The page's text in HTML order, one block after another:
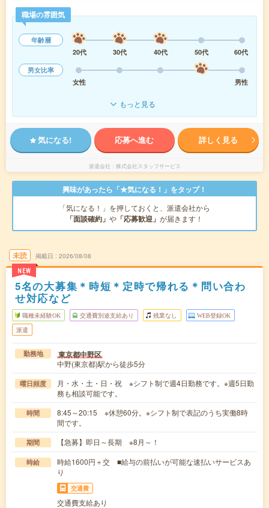
職場の雰囲気
年齢層
20代
30代 40代 50代
60代
男女比率
女性
男性
もっと見る
気になる! 応募へ進む 詳しく見る
派遣会社 株式会社スタッフサービス
興味があったら「★気になる！」をタップ！
「気になる！」を押しておくと、派遣会社から
「面談確約」 や 「応募歓迎」 が届きます！
未読
NEW
掲載日 2026/08/08
5名の大募集＊時短＊定時で帰れる＊問い合わ
せ対応など
職種未経験OK 交通費別途支給あり 残業なし WEB登録OK
派遣
勤務地 東京都中野区
中野(東京都)駅から徒歩5分
曜日頻度
月・水・土・日・祝 ※シフト制で週4日勤務です。※週5日勤
務も相談可能です。
時間
8:45～20:15 ※休憩60分。※シフト制で表記のうち実働8時
間です。
期間 【急募】即日～長期 ※8月～！
時給
時給1600円＋交 ■給与の前払いが可能な速払いサービスあ
り
交通費
交通費支給あり